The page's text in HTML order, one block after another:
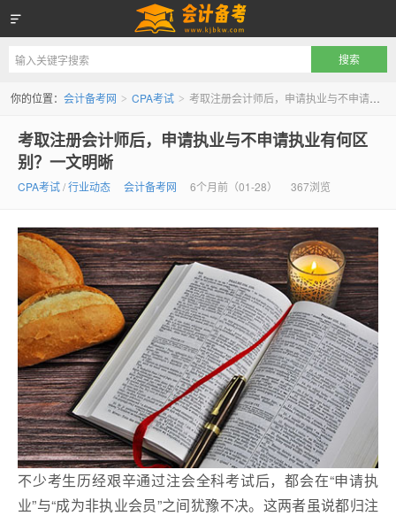
会计备考网
你的位置： 会计备考网 > CPA考试 > 考取注册会计师后，申请执业与不申请执业有何区别？一文明晰
考取注册会计师后，申请执业与不申请执业有何区
别？一文明晰
CPA考试/行业动态 会计备考网 6个月前（01-28） 367浏览
不少考生历经艰辛通过注会全科考试后，都会在“申请执
业”与“成为非执业会员”之间犹豫不决。这两者虽说都归注